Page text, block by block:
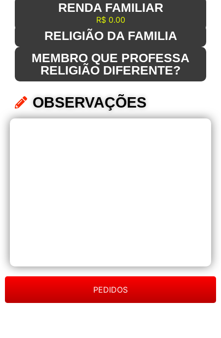
PEDIDOS
RENDA FAMILIAR
R$ 0.00
RELIGIÃO DA FAMILIA
MEMBRO QUE PROFESSA
RELIGIÃO DIFERENTE?
OBSERVAÇÕES